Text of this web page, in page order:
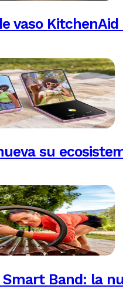
vaso
su
Smart Band: la